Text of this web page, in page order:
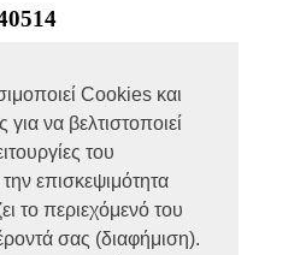
Cookies και
να βελτιστοποιεί
του
επισκεψιμότητα
το περιεχόμενό του
σας (διαφήμιση).